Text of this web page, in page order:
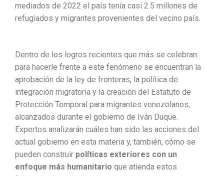
mediados de 2022 el país tenía casi 2.5 millones de
refugiados y migrantes provenientes del vecino país.
Dentro de los logros recientes que más se celebran
para hacerle frente a este fenómeno se encuentran la
aprobación de la ley de fronteras, la política de
integración migratoria y la creación del Estatuto de
Protección Temporal para migrantes venezolanos,
alcanzados durante el gobierno de Iván Duque.
Expertos analizarán cuáles han sido las acciones del
actual gobierno en esta materia y, también, cómo se
pueden construir políticas exteriores con un
enfoque más humanitario que atienda estos